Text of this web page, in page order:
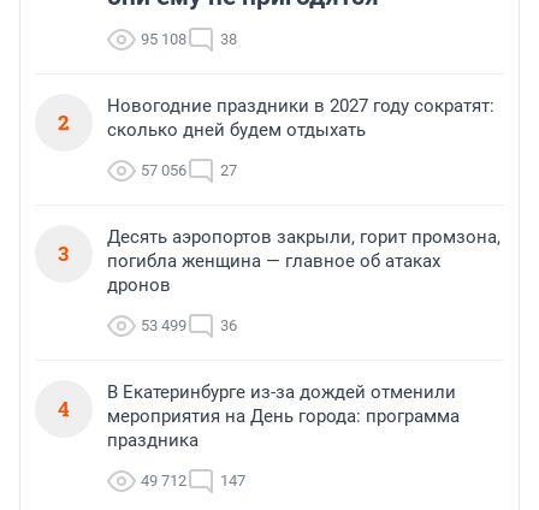
95 108 38
2
Новогодние праздники в 2027 году сократят:
сколько дней будем отдыхать
57 056 27
3
Десять аэропортов закрыли, горит промзона,
погибла женщина — главное об атаках
дронов
53 499 36
4
В Екатеринбурге из-за дождей отменили
мероприятия на День города: программа
праздника
49 712 147